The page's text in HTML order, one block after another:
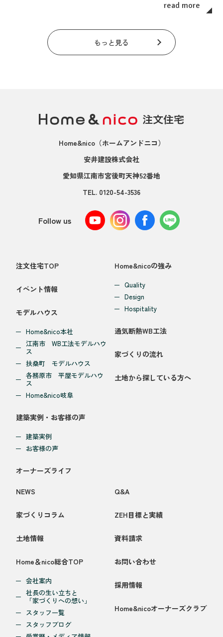
read more
もっと見る
Home&nico（ホームアンドニコ）
安井建設株式会社
愛知県江南市宮後町天神52番地
TEL. 0120-54-3536
Follow us
注文住宅TOP
イベント情報
モデルハウス
Home&nico本社
江南市 WB工法モデルハウ
ス
扶桑町 モデルハウス
各務原市 平屋モデルハウ
ス
Home&nico岐阜
建築実例・お客様の声
建築実例
お客様の声
オーナーズライフ
Home&nicoの強み
Quality
Design
Hospitality
通気断熱WB工法
家づくりの流れ
土地から探している方へ
NEWS
家づくりコラム
土地情報
Home＆nico総合TOP
会社案内
社長の生い立ちと
「家づくりへの想い」
スタッフ一覧
スタッフブログ
Q&A
ZEH目標と実績
資料請求
お問い合わせ
採用情報
Home&nicoオーナーズクラブ